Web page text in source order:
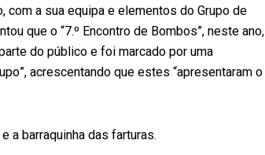
a sua equipa e elementos do Grupo de
que o “7.º Encontro de Bombos”, neste ano,
do público e foi marcado por uma
acrescentando que estes “apresentaram o
a barraquinha das farturas.